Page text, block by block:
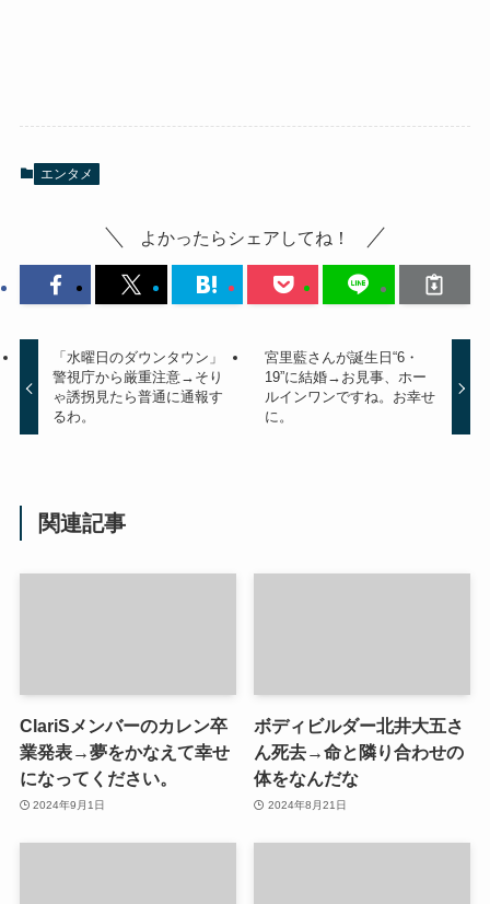
エンタメ
よかったらシェアしてね！
「水曜日のダウンタウン」
警視庁から厳重注意→そり
ゃ誘拐見たら普通に通報す
るわ。
宮里藍さんが誕生日“6・
19”に結婚→お見事、ホー
ルインワンですね。お幸せ
に。
関連記事
ClariSメンバーのカレン卒
業発表→夢をかなえて幸せ
になってください。
2024年9月1日
ボディビルダー北井大五さ
ん死去→命と隣り合わせの
体をなんだな
2024年8月21日